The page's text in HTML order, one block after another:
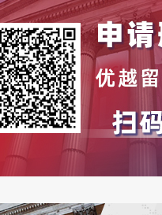
本科留学在线咨询热门问
可前往【优越留学 】首页